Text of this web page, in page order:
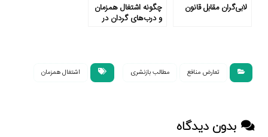
لابی‌گران مقابل قانون
چگونه اشتغال همزمان
و درب‌های گردان در
تعارض منافع مطالب بازنشری اشتغال همزمان
بدون دیدگاه